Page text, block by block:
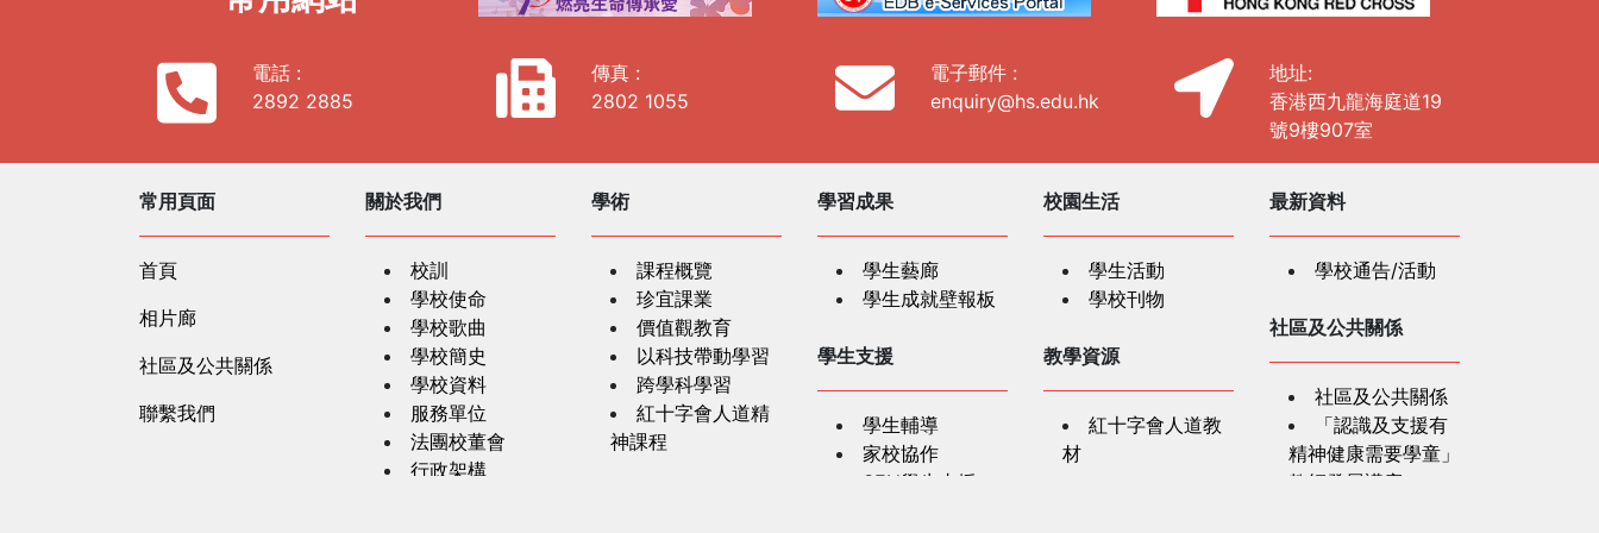
電話 :
2892 2885
傳真 :
2802 1055
電子郵件 :
enquiry@hs.edu.hk
地址:
香港西九龍海庭道19
號9樓907室
常用頁面
首頁
相片廊
社區及公共關係
聯繫我們
關於我們
校訓
學校使命
學校歌曲
學校簡史
學校資料
服務單位
法團校董會
行政架構
學術
課程概覽
珍宜課業
價值觀教育
以科技帶動學習
跨學科學習
紅十字會人道精
神課程
學習成果
學生藝廊
學生成就壁報板
學生支援
學生輔導
家校協作
SEN學生支援
校園生活
學生活動
學校刊物
教學資源
紅十字會人道教
材
最新資料
學校通告/活動
社區及公共關係
社區及公共關係
「認識及支援有
精神健康需要學童」
教師發展講座